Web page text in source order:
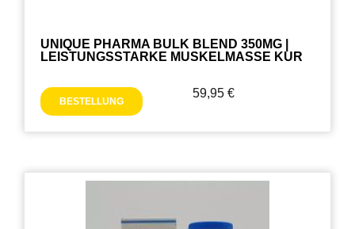
UNIQUE PHARMA BULK BLEND 350MG |
LEISTUNGSSTARKE MUSKELMASSE KUR
BESTELLUNG
59,95 €